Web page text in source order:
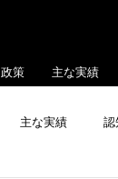
政策 主な実績
主な実績 認